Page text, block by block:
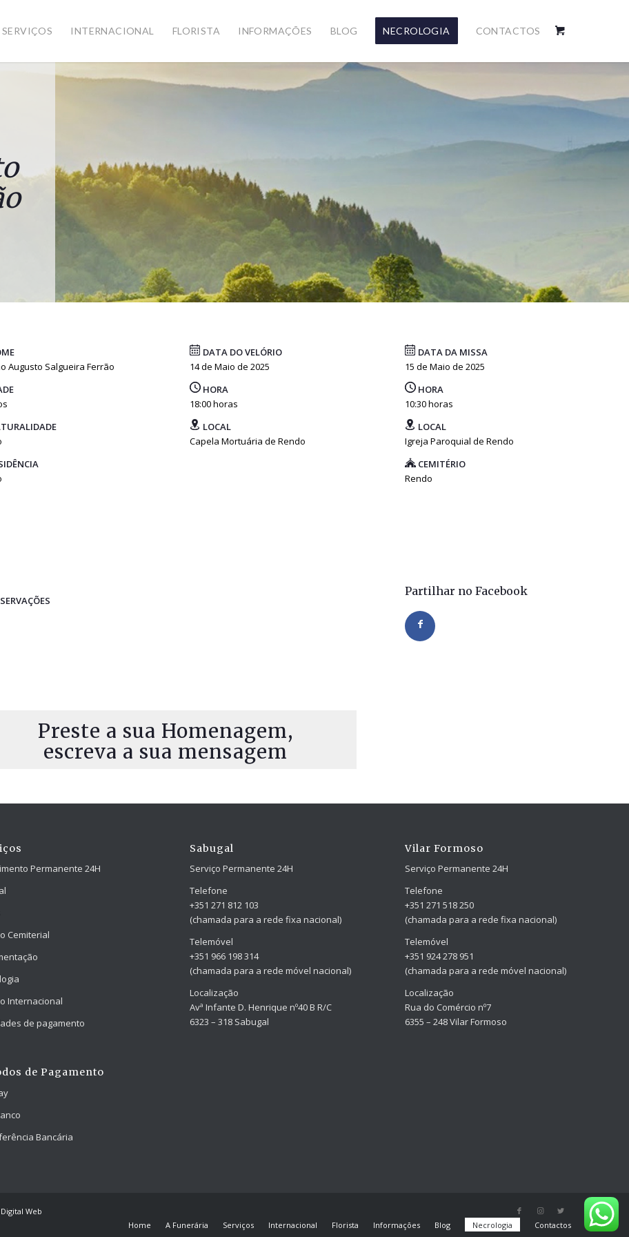
SERVIÇOS INTERNACIONAL FLORISTA INFORMAÇÕES BLOG NECROLOGIA CONTACTOS
Augusto Salgueira Ferrão
DATA DO VELÓRIO
14 de Maio de 2025
HORA
18:00 horas
LOCAL
Capela Mortuária de Rendo
DATA DA MISSA
15 de Maio de 2025
HORA
10:30 horas
LOCAL
Igreja Paroquial de Rendo
CEMITÉRIO
Rendo
Partilhar no Facebook
Preste a sua Homenagem,
escreva a sua mensagem
Permanente 24H
Cemiterial
Internacional
de pagamento
de Pagamento
Bancária
Sabugal
Serviço Permanente 24H
Telefone
+351 271 812 103
(chamada para a rede fixa nacional)
Telemóvel
+351 966 198 314
(chamada para a rede móvel nacional)
Localização
Avª Infante D. Henrique nº40 B R/C
6323 – 318 Sabugal
Vilar Formoso
Serviço Permanente 24H
Telefone
+351 271 518 250
(chamada para a rede fixa nacional)
Telemóvel
+351 924 278 951
(chamada para a rede móvel nacional)
Localização
Rua do Comércio nº7
6355 – 248 Vilar Formoso
Web
Home
A Funerária Serviços Internacional Florista Informações Blog Necrologia Contactos